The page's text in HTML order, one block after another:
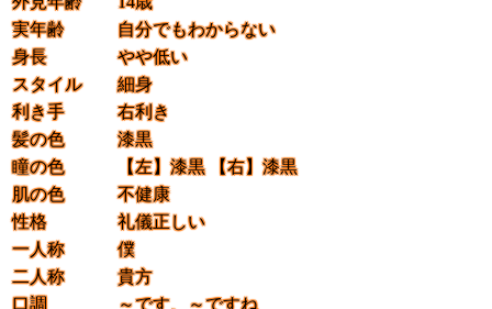
実年齢
自分でもわからない
身長
やや低い
スタイル
細身
利き手
右利き
髪の色
漆黒
瞳の色
【左】漆黒【右】漆黒
肌の色
不健康
性格
礼儀正しい
一人称
僕
二人称
貴方
口調
～です、～ですね